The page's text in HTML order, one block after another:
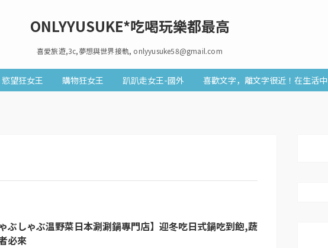
ONLYYUSUKE*吃喝玩樂都最高
喜愛旅遊,3c,夢想與世界接軌, onlyyusuke58@gmail.com
慾望狂女王 購物狂女王 趴趴走女王-國外 喜歡文字，離文字很近！在生活中
ゃぶしゃぶ温野菜日本涮涮鍋專門店】迎冬吃日式鍋吃到飽,蔬
必來